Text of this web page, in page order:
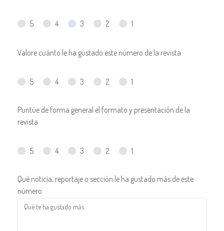
5 4 3 2 1
Valore cuánto le ha gustado este número de la revista
5 4 3 2 1
Puntúe de forma general el formato y presentación de la
revista
5 4 3 2 1
Qué noticia, reportaje o sección le ha gustado más de este
número